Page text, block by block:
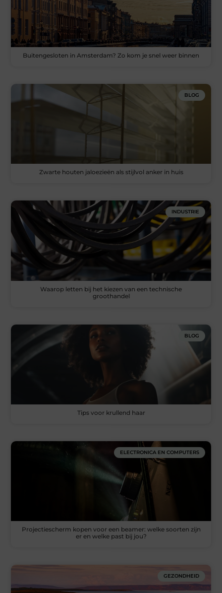
Buitengesloten in Amsterdam? Zo kom je snel weer binnen
BLOG
Zwarte houten jaloezieën als stijlvol anker in huis
INDUSTRIE
Waarop letten bij het kiezen van een technische
groothandel
BLOG
Tips voor krullend haar
ELECTRONICA EN COMPUTERS
Projectiescherm kopen voor een beamer: welke soorten zijn
er en welke past bij jou?
GEZONDHEID